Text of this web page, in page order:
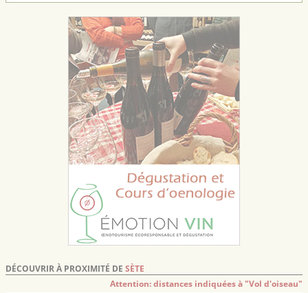
DÉCOUVRIR À PROXIMITÉ DE SÈTE
Attention: distances indiquées à "Vol d'oiseau"